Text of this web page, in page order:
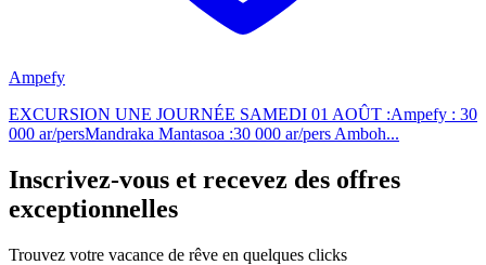
Ampefy
EXCURSION UNE JOURNÉE SAMEDI 01 AOÛT :Ampefy : 30
000 ar/persMandraka Mantasoa :30 000 ar/pers Amboh...
Inscrivez-vous et recevez des offres
exceptionnelles
Trouvez votre vacance de rêve en quelques clicks